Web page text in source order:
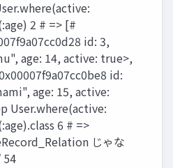
2 # => [#
id: 3,
age: 14, active: true>,
id:
age: 15, active:
User.where(active:
6 # =>
じゃな
54